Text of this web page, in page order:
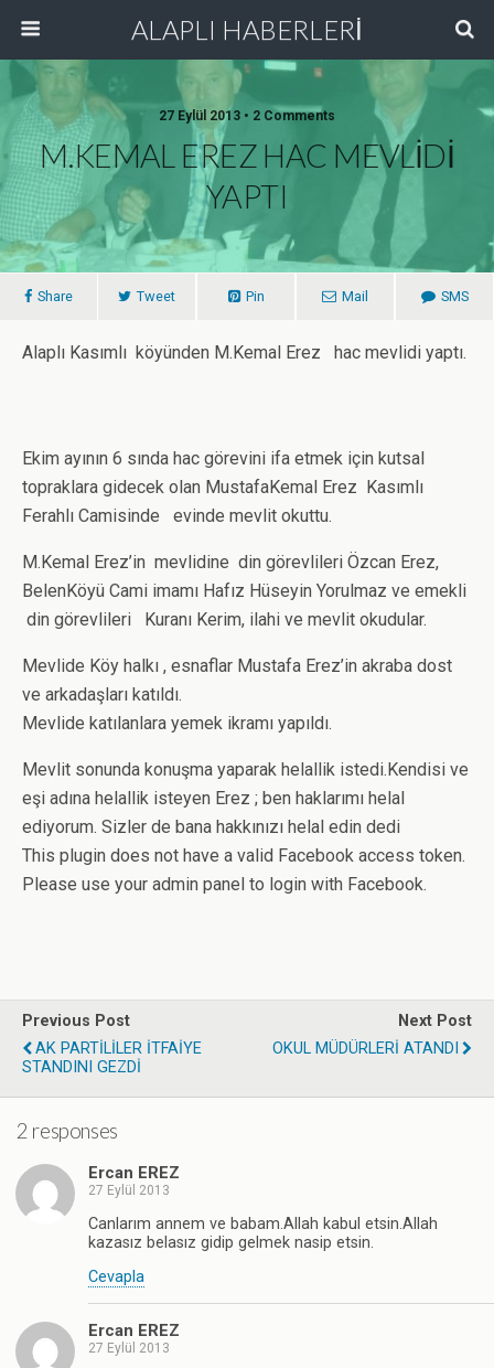
ALAPLI HABERLERİ
27 Eylül 2013 • 2 Comments
M.KEMAL EREZ HAC MEVLİDİ
YAPTI
Share Tweet Pin Mail SMS
Alaplı Kasımlı köyünden M.Kemal Erez hac mevlidi yaptı.
Ekim ayının 6 sında hac görevini ifa etmek için kutsal
topraklara gidecek olan MustafaKemal Erez Kasımlı
Ferahlı Camisinde evinde mevlit okuttu.
M.Kemal Erez’in mevlidine din görevlileri Özcan Erez,
BelenKöyü Cami imamı Hafız Hüseyin Yorulmaz ve emekli
din görevlileri Kuranı Kerim, ilahi ve mevlit okudular.
Mevlide Köy halkı , esnaflar Mustafa Erez’in akraba dost
ve arkadaşları katıldı.
Mevlide katılanlara yemek ikramı yapıldı.
Mevlit sonunda konuşma yaparak helallik istedi.Kendisi ve
eşi adına helallik isteyen Erez ; ben haklarımı helal
ediyorum. Sizler de bana hakkınızı helal edin dedi
This plugin does not have a valid Facebook access token.
Please use your admin panel to login with Facebook.
Previous Post
AK PARTİLİLER İTFAİYE
STANDINI GEZDİ
Next Post
OKUL MÜDÜRLERİ ATANDI
2 responses
Ercan EREZ
27 Eylül 2013
Canlarım annem ve babam.Allah kabul etsin.Allah
kazasız belasız gidip gelmek nasip etsin.
Cevapla
Ercan EREZ
27 Eylül 2013